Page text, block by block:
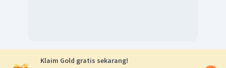
Klaim Gold gratis sekarang!